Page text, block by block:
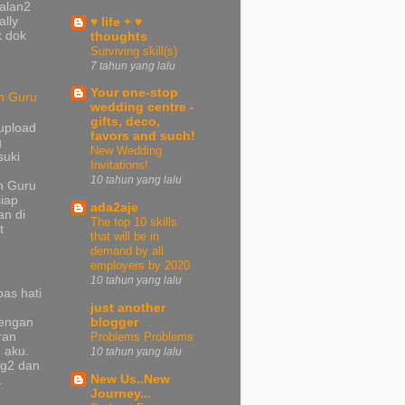
dok
Guru
Guru
di
hati
dan
♥ life + ♥
thoughts
Surviving skill(s)
7 tahun yang lalu
Your one-stop
wedding centre -
gifts, deco,
favors and such!
New Wedding
Invitations!
10 tahun yang lalu
ada2aje
The top 10 skills
that will be in
demand by all
employers by 2020
10 tahun yang lalu
just another
blogger
Problems Problems
10 tahun yang lalu
New Us..New
Journey...